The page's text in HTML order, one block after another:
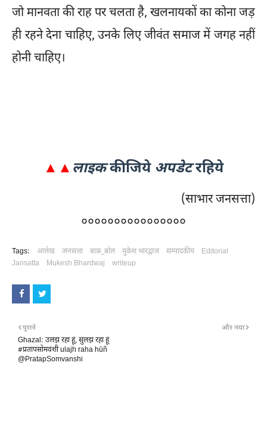
जो मानवता की राह पर चलता है, खलनायकों का कोना जड़
ही रहने देना चाहिए, उनके लिए जीवंत समाज में जगह नहीं
होनी चाहिए।
▲▲ लाइककीजिये अपडेटरहिये
(साभार जनसत्ता)
००००००००००००००००
Tags: आलेख जनसत्ता बाक_बोल मुकेश भारद्वाज सम्पादकीय
Editorial
Jansatta
Mukesh Bhardwaj writeup
और नया
पुराने
Ghazal: उलझ रहा हूं, सुलझ रहा हूं
#प्रतापसोमवंशी ulajh raha hūñ
@PratapSomvanshi